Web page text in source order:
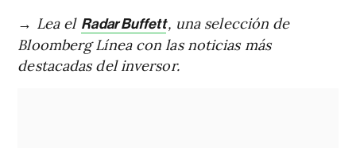
→ Lea el Radar Buffett, una selección de
Bloomberg Línea con las noticias más
destacadas del inversor.